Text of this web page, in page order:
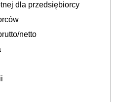
dla przedsiębiorcy
netto